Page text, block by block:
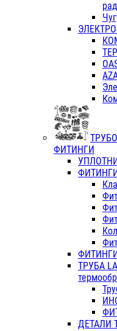
ФИТИНГИ
ТРУБА
ДЕТАЛИ